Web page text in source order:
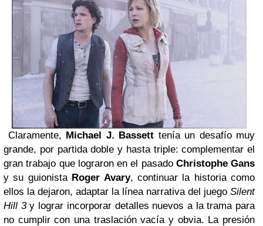
Claramente, Michael J. Bassett tenía un desafío muy
grande, por partida doble y hasta triple: complementar el
gran trabajo que lograron en el pasado Christophe Gans
y su guionista Roger Avary, continuar la historia como
ellos la dejaron, adaptar la línea narrativa del juego Silent
Hill 3y lograr incorporar detalles nuevos a la trama para
no cumplir con una traslación vacía y obvia. La presión